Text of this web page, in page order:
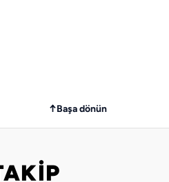
↑Başa dönün
edin